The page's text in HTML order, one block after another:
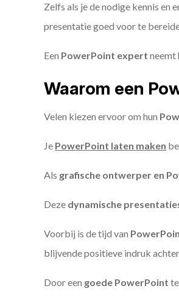
Zelfs als je de nodige kennis en
presentatie goed voor te
Een PowerPoint expert neemt
Waarom een
Velen kiezen ervoor om hun
Je PowerPoint laten maken
Als grafische ontwerper en
Deze dynamische
Voorbij is de tijd van
blijvende positieve indruk
Door een goede PowerPoint